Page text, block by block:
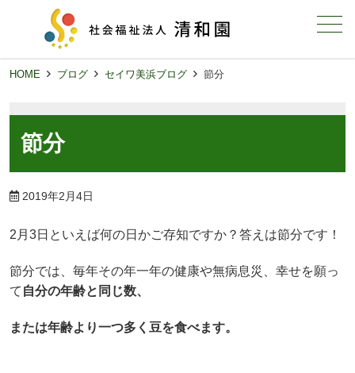
メニュー
HOME ブログ セイワ美浜ブログ 節分
節分
2019年2月4日
2月3日といえば何の日かご存知ですか？答えは節分です！
節分では、毎年その年一年の健康や無病息災、幸せを願っ
て 自分の年齢と同じ数、
または年齢より一つ多く豆を食べます。